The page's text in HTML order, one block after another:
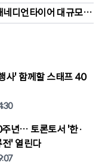
디언타이어 대규모 집
사' 함께할 스태프 40
년… 토론토서 '한·
전' 열린다